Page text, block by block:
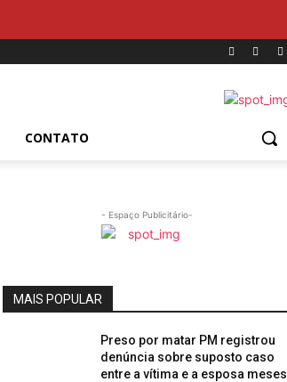
CONTATO
- Espaço Publicitário-
MAIS POPULAR
Preso por matar PM registrou
denúncia sobre suposto caso
entre a vítima e a esposa meses